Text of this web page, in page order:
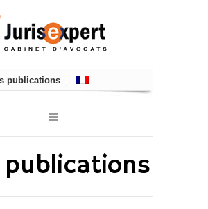
publications
publications